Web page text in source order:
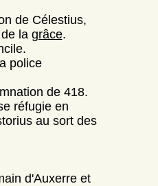
de Célestius,
la grâce.
police
de 418.
réfugie en
au sort des
d'Auxerre et